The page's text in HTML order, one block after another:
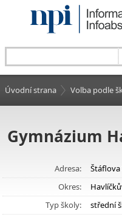
Úvodní strana Volba podle
Gymnázium
Adresa:
Štáflova
Okres:
Typ školy:
střední